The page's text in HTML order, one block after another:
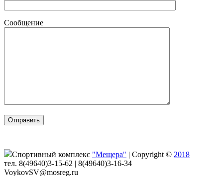
Сообщение
Спортивный комплекс "Мещера" | Copyright © 2018
тел. 8(49640)3-15-62 | 8(49640)3-16-34
VoykovSV@mosreg.ru